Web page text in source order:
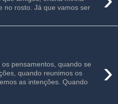
no rosto. Já que vamos ser
›
pensamentos, quando se
quando reunimos os
as intenções. Quando